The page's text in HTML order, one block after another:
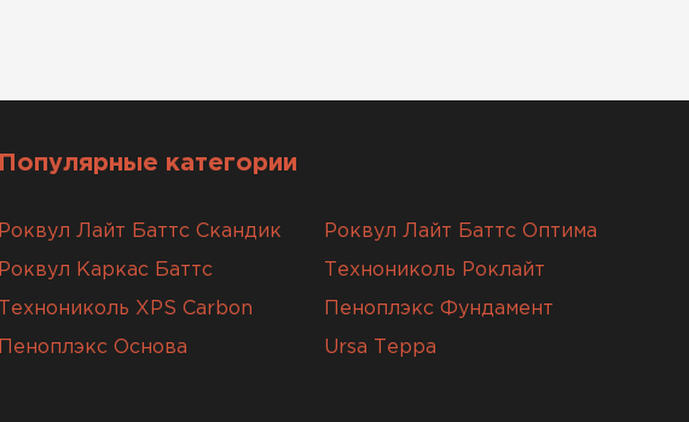
Популярные категории
Роквул Лайт Баттс Скандик Роквул Лайт Баттс Оптима
Роквул Каркас Баттс Технониколь Роклайт
Технониколь XPS Carbon Пеноплэкс Фундамент
Пеноплэкс Основа Ursa Терра